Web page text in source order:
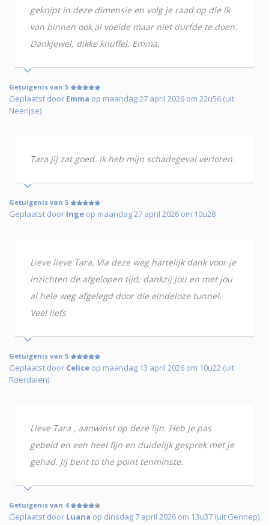
geknipt in deze dimensie en volg je raad op die ik
van binnen ook al voelde maar niet durfde te doen.
Dankjewel, dikke knuffel. Emma.
Getuigenis van 5
Geplaatst door Emma op maandag 27 april 2026 om 22u56 (uit
Neerijse)
Tara jij zat goed. ik heb mijn schadegeval verloren.
Getuigenis van 5
Geplaatst door Inge op maandag 27 april 2026 om 10u28
Lieve lieve Tara, Via deze weg hartelijk dank voor je
inzichten de afgelopen tijd, dankzij jou en met jou
al hele weg afgelegd door die eindeloze tunnel.
Veel liefs
Getuigenis van 5
Geplaatst door Celice op maandag 13 april 2026 om 10u22 (uit
Roerdalen)
Lieve Tara , aanwinst op deze lijn. Heb je pas
gebeld en een heel fijn en duidelijk gesprek met je
gehad. Jij bent to the point tenminste.
Getuigenis van 4
Geplaatst door Luana op dinsdag 7 april 2026 om 13u37 (uit Gennep)